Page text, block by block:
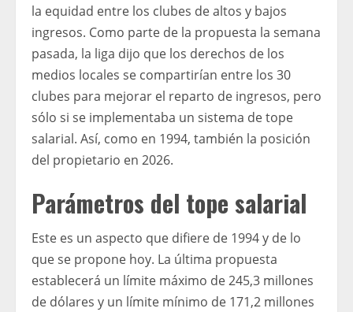
la equidad entre los clubes de altos y bajos
ingresos. Como parte de la propuesta la semana
pasada, la liga dijo que los derechos de los
medios locales se compartirían entre los 30
clubes para mejorar el reparto de ingresos, pero
sólo si se implementaba un sistema de tope
salarial. Así, como en 1994, también la posición
del propietario en 2026.
Parámetros del tope salarial
Este es un aspecto que difiere de 1994 y de lo
que se propone hoy. La última propuesta
establecerá un límite máximo de 245,3 millones
de dólares y un límite mínimo de 171,2 millones